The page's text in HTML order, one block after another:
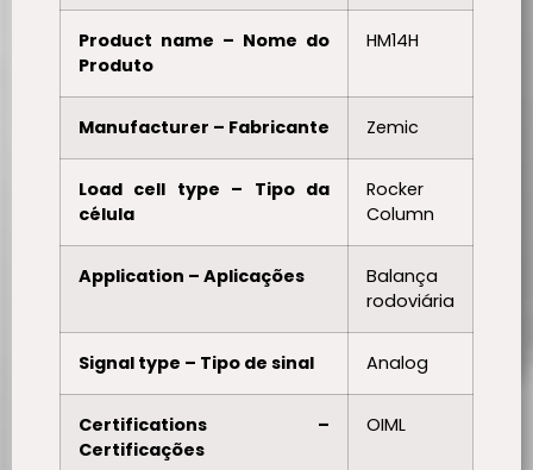
Product name – Nome do
Produto
HM14H
Manufacturer – Fabricante Zemic
Load cell type – Tipo da
célula
Rocker
Column
Application – Aplicações
Balança
rodoviária
Signal type – Tipo de sinal Analog
Certifications –
Certificações
OIML